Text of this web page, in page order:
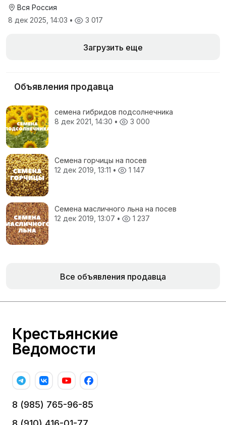
Вся Россия
8 дек 2025, 14:03 • 3 017
Загрузить еще
Объявления продавца
семена гибридов подсолнечника
8 дек 2021, 14:30 • 3 000
Семена горчицы на посев
12 дек 2019, 13:11 • 1 147
Семена масличного льна на посев
12 дек 2019, 13:07 • 1 237
Все объявления продавца
Крестьянские
Ведомости
8 (985) 765-96-85